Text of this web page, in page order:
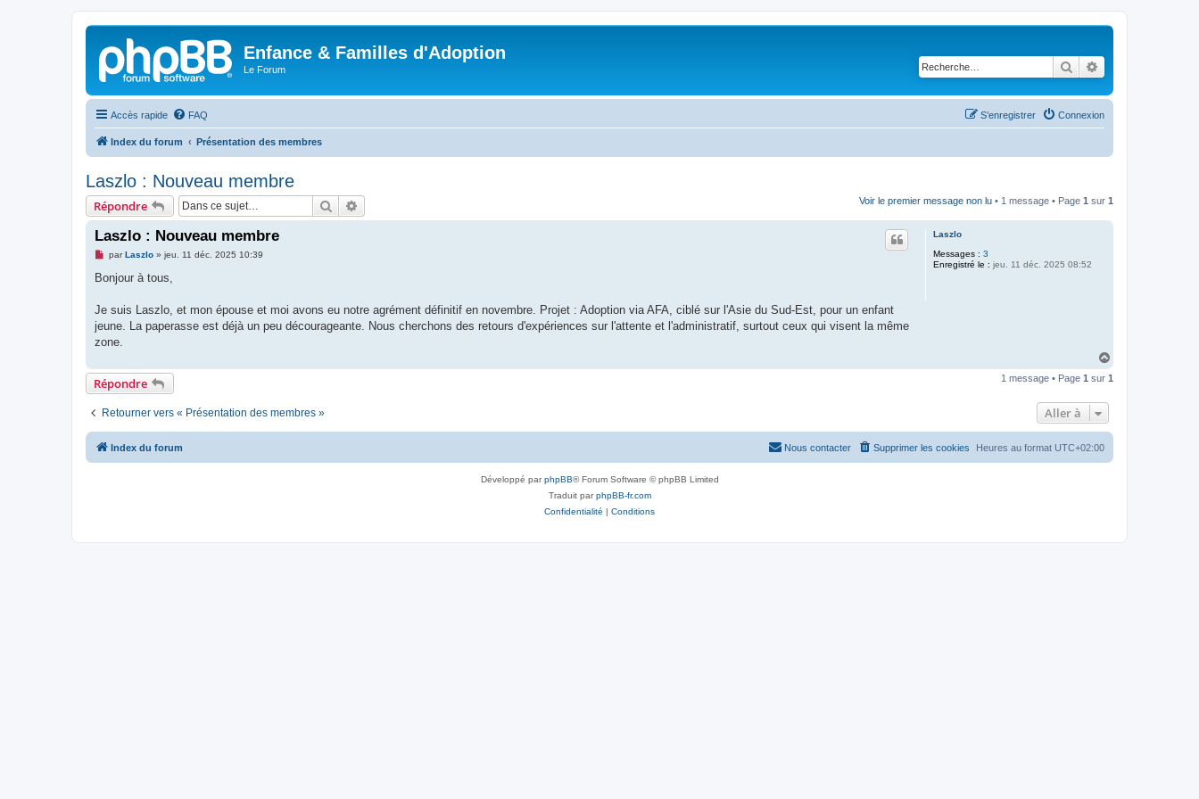
Enfance & Familles d'Adoption
Le Forum Rechercher
Accès rapide FAQ Connexion
S’enregistrer
Index du forum Présentation des membres
Laszlo : Nouveau membre
Répondre Rechercher Voir le premier message non lu • 1 message • Page 1 sur 1
Laszlo
Messages : 3
Enregistré le : jeu. 11 déc. 2025 08:52
Laszlo : Nouveau membre
M
s
g
n
o
u
parLaszlo» jeu. 11 déc. 2025 10:39
Bonjour à tous,
Je suis Laszlo, et mon épouse et moi avons eu notre agrément définitif en novembre. Projet : Adoption via AFA, ciblé sur l'Asie du Sud-Est, pour un enfant
jeune. La paperasse est déjà un peu décourageante. Nous cherchons des retours d'expériences sur l'attente et l'administratif, surtout ceux qui visent la même
zone.
u
Répondre 1 message • Page 1 sur 1
Retourner vers « Présentation des membres » Aller à
Index du forum Heures au format UTC+02:00
Supprimer les cookies
Nous contacter
Développé parphpBB® Forum Software © phpBB Limited
Traduit parphpBB-fr.com
Confidentialité | Conditions